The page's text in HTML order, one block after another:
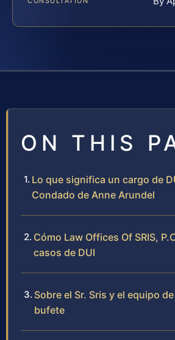
ON THIS
Lo que significa un cargo de
Condado de Anne Arundel
Cómo Law Offices Of SRIS,
casos de DUI
Sobre el Sr. Sris y el equipo
bufete